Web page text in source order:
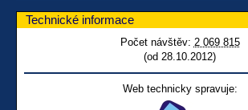
Technické informace
Počet návštěv: 2 069 815
(od 28.10.2012)
Web technicky spravuje: